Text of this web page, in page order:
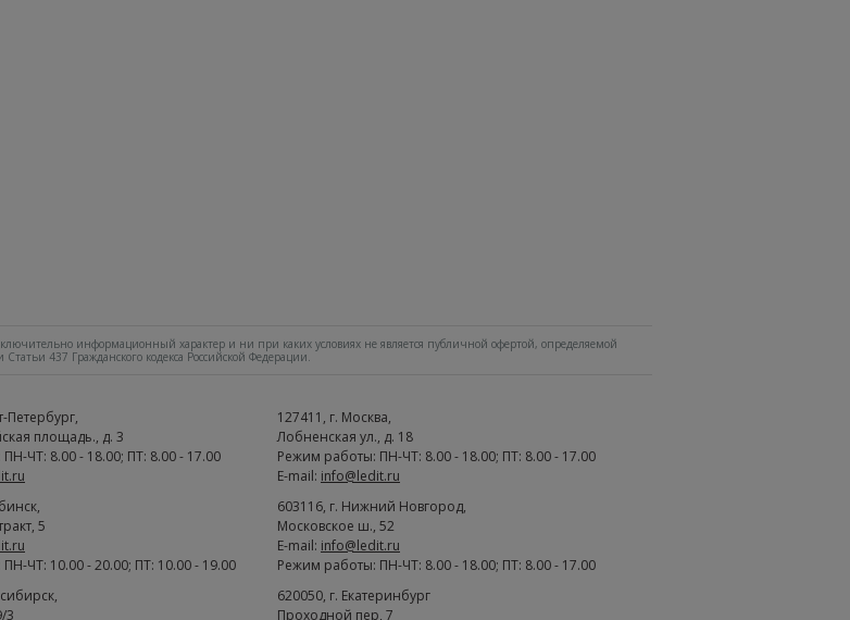
информационный характер и ни при каких условиях не является публичной офертой, определяемой
437 Гражданского кодекса Российской Федерации.
Петербург,
площадь., д. 3
ЧТ: 8.00 - 18.00; ПТ: 8.00 - 17.00
127411 , г. Москва,
Лобненская ул., д. 18
Режим работы: ПН-ЧТ: 8.00 - 18.00; ПТ: 8.00 - 17.00
E-mail: info@ledit.ru
,
5
ЧТ: 10.00 - 20.00; ПТ: 10.00 - 19.00
603116, г. Нижний Новгород,
Московское ш., 52
E-mail: info@ledit.ru
Режим работы: ПН-ЧТ: 8.00 - 18.00; ПТ: 8.00 - 17.00
,
3
620050, г. Екатеринбург
Проходной пер, 7